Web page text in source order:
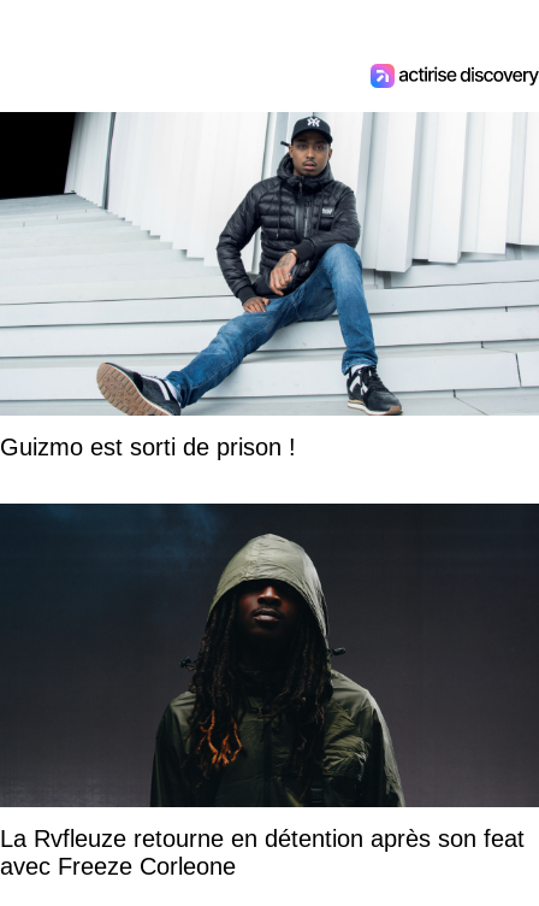
Guizmo est sorti de prison !
La Rvfleuze retourne en détention après son feat
avec Freeze Corleone